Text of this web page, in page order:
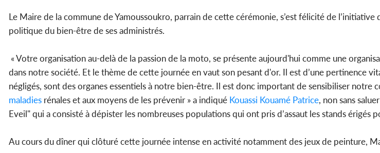
Le Maire de la commune de Yamoussoukro, parrain de cette cérémonie, s’est félicité de l’initiative
politique du bien-être de ses administrés.
« Votre organisation au-delà de la passion de la moto, se présente aujourd'hui comme une
dans notre société. Et le thème de cette journée en vaut son pesant d'or. Il est d’une pertinence
négligés, sont des organes essentiels à notre bien-être. Il est donc important de sensibiliser notre
maladies rénales et aux moyens de les prévenir » a indiqué Kouassi Kouamé Patrice, non sans
Eveil" qui a consisté à dépister les nombreuses populations qui ont pris d’assaut les stands érigés
Au cours du dîner qui clôturé cette journée intense en activité notamment des jeux de peinture,